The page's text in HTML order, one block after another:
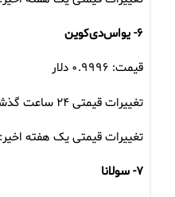
۶- یواس‌دی‌کوین
قیمت: ۰.۹۹۹۶ دلار
تغییرات قیمتی ۲۴ ساعت گذشته: صفر درصد کاهش
تغییرات قیمتی یک هفته اخیر: ۰.۰۱ درصد کاهش
۷- سولانا